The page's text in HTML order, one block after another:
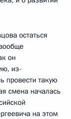
остаться
он
из-
провести такую
смена началась
на этом